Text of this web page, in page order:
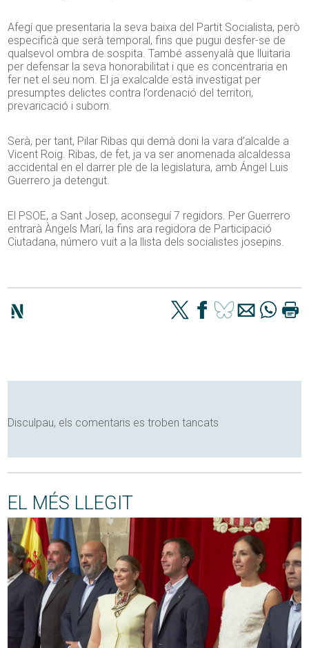
Afegí que presentaria la seva baixa del Partit Socialista, però
especificà que serà temporal, fins que pugui desfer-se de
qualsevol ombra de sospita. També assenyalà que lluitaria
per defensar la seva honorabilitat i que es concentraria en
fer net el seu nom. El ja exalcalde està investigat per
presumptes delictes contra l’ordenació del territori,
prevaricació i suborn.
Serà, per tant, Pilar Ribas qui demà doni la vara d’alcalde a
Vicent Roig. Ribas, de fet, ja va ser anomenada alcaldessa
accidental en el darrer ple de la legislatura, amb Ángel Luis
Guerrero ja detengut.
El PSOE, a Sant Josep, aconseguí 7 regidors. Per Guerrero
entrarà Àngels Marí, la fins ara regidora de Participació
Ciutadana, número vuit a la llista dels socialistes josepins.
Disculpau, els comentaris es troben tancats
EL MÉS LLEGIT